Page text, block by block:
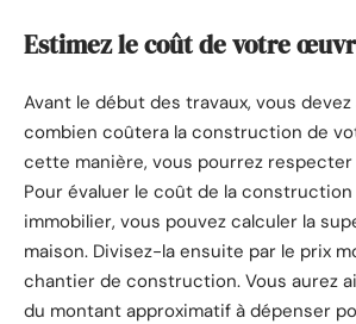
Estimez le coût de votre
Avant le début des travaux, vous
combien coûtera la construction de
cette manière, vous pourrez
Pour évaluer le coût de la
immobilier, vous pouvez calculer la
maison. Divisez-la ensuite par le prix
chantier de construction. Vous aurez
du montant approximatif à dépenser